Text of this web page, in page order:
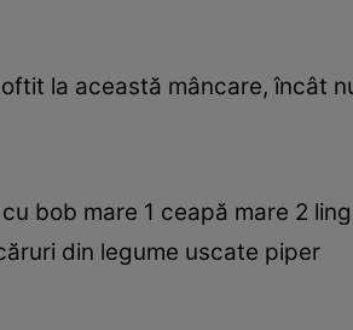
la această mâncare, încât
bob mare 1 ceapă mare 2
din legume uscate piper